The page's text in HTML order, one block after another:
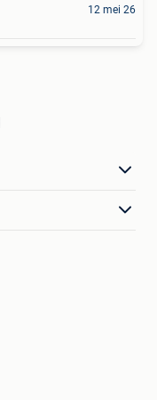
12 mei 26